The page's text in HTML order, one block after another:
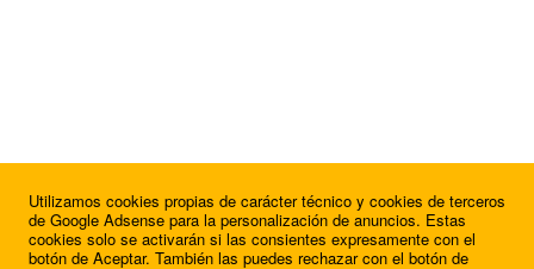
Utilizamos cookies propias de carácter técnico y cookies de terceros
de Google Adsense para la personalización de anuncios. Estas
cookies solo se activarán si las consientes expresamente con el
botón de Aceptar. También las puedes rechazar con el botón de